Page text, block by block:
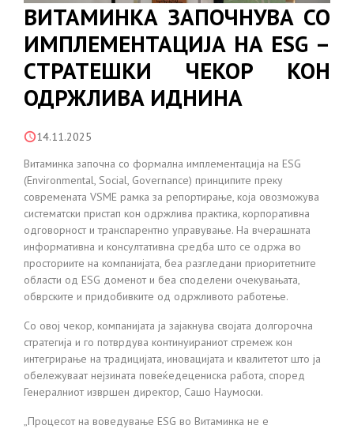
ВИТАМИНКА ЗАПОЧНУВА СО
ИМПЛЕМЕНТАЦИЈА НА ESG –
СТРАТЕШКИ ЧЕКОР КОН
ОДРЖЛИВА ИДНИНА
14.11.2025
Витаминка започна со формална имплементација на ESG
(Environmental, Social, Governance) принципите преку
современата VSME рамка за репортирање, која овозможува
систематски пристап кон одржлива практика, корпоративна
одговорност и транспарентно управување. На вчерашната
информативна и консултативна средба што се одржа во
просториите на компанијата, беа разгледани приоритетните
области од ESG доменот и беа споделени очекувањата,
обврските и придобивките од одржливото работење.
Со овој чекор, компанијата ја зајакнува својата долгорочна
стратегија и го потврдува континуираниот стремеж кон
интегрирање на традицијата, иновацијата и квалитетот што ја
обележуваат нејзината повеќедецениска работа, според
Генералниот извршен директор, Сашо Наумоски.
„Процесот на воведување ESG во Витаминка не е